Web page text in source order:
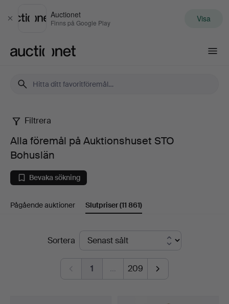
Stäng
Auctionet
Finns på Google Play Visa
Alla
föremål
på
Auktionshuset
Bohuslän
Filtrera
Alla föremål på Auktionshuset STO
Bohuslän
Bevaka sökning
Pågående auktioner Slutpriser(11 861)
SlutpriserSortera
1 … 209